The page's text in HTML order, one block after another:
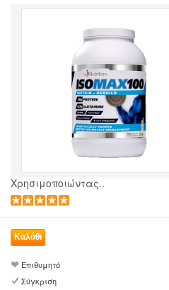
Χρησιμοποιώντας..
Επιθυμητό
Σύγκριση